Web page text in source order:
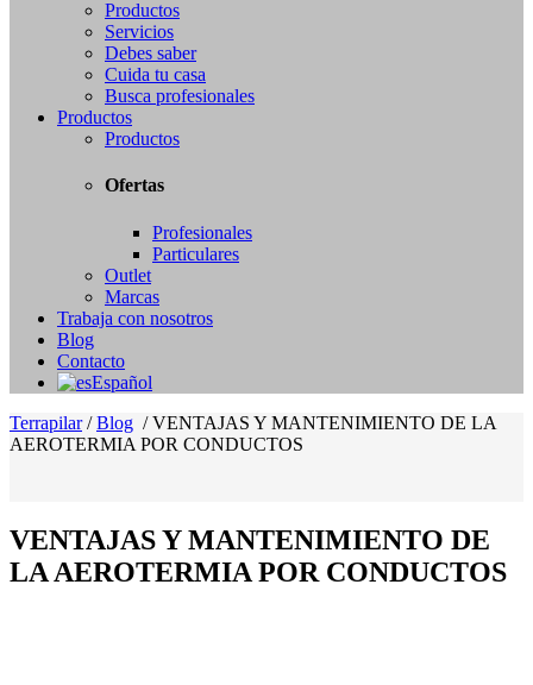
Productos
Servicios
Debes saber
Cuida tu casa
Busca profesionales
Productos
Productos
Ofertas
Profesionales
Particulares
Outlet
Marcas
Trabaja con nosotros
Blog
Contacto
Español
Terrapilar/Blog /VENTAJAS Y MANTENIMIENTO DE LA
AEROTERMIA POR CONDUCTOS
VENTAJAS Y MANTENIMIENTO DE
LA AEROTERMIA POR CONDUCTOS